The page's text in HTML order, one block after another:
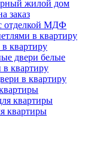
жилой дом
заказ
отделкой МДФ
в квартиру
квартиру
двери белые
в квартиру
в квартиру
квартиры
квартиры